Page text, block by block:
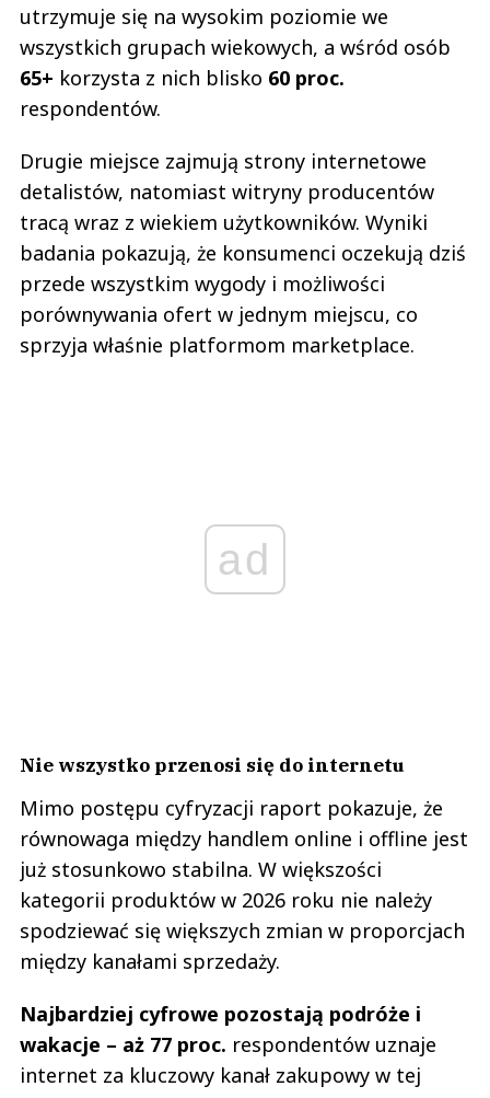
utrzymuje się na wysokim poziomie we
wszystkich grupach wiekowych, a wśród osób
65+ korzysta z nich blisko 60 proc.
respondentów.
Drugie miejsce zajmują strony internetowe
detalistów, natomiast witryny producentów
tracą wraz z wiekiem użytkowników. Wyniki
badania pokazują, że konsumenci oczekują dziś
przede wszystkim wygody i możliwości
porównywania ofert w jednym miejscu, co
sprzyja właśnie platformom marketplace.
ad
Nie wszystko przenosi się do internetu
Mimo postępu cyfryzacji raport pokazuje, że
równowaga między handlem online i offline jest
już stosunkowo stabilna. W większości
kategorii produktów w 2026 roku nie należy
spodziewać się większych zmian w proporcjach
między kanałami sprzedaży.
Najbardziej cyfrowe pozostają podróże i
wakacje – aż 77 proc. respondentów uznaje
internet za kluczowy kanał zakupowy w tej